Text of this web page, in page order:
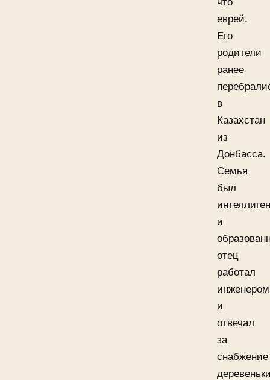
еврей.
Его
родители
ранее
в
Казахстан
из
Донбасса.
Семья
был
и
отец
работал
инженером
и
отвечал
за
снабжение